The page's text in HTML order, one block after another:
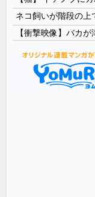
【衝撃映像】バカ